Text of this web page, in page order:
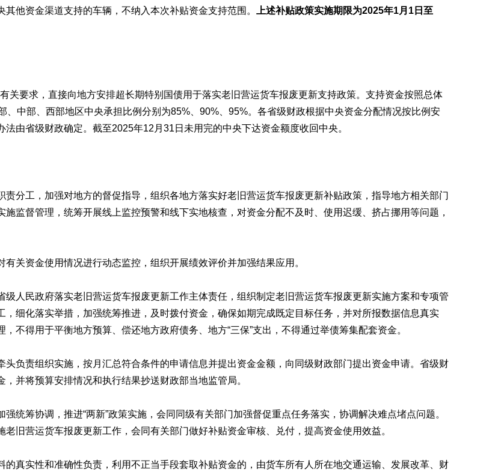
他资金渠道支持的车辆，不纳入本次补贴资金支持范围。
上述补贴政策实施期限为2025年1月1日至
关要求，直接向地方安排超长期特别国债用于落实老旧营运货车报废更新支持政策。支持资金按照总体
、中部、西部地区中央承担比例分别为85%、90%、95%。各省级财政根据中央资金分配情况按比例安
由省级财政确定。截至2025年12月31日未用完的中央下达资金额度收回中央。
责分工，加强对地方的督促指导，组织各地方落实好老旧营运货车报废更新补贴政策，指导地方相关部门
施监督管理，统筹开展线上监控预警和线下实地核查，对资金分配不及时、使用迟缓、挤占挪用等问题，
有关资金使用情况进行动态监控，组织开展绩效评价并加强结果应用。
级人民政府落实老旧营运货车报废更新工作主体责任，组织制定老旧营运货车报废更新实施方案和专项管
，细化落实举措，加强统筹推进，及时拨付资金，确保如期完成既定目标任务，并对所报数据信息真实
不得用于平衡地方预算、偿还地方政府债务、地方“三保”支出，不得通过举债筹集配套资金。
头负责组织实施，按月汇总符合条件的申请信息并提出资金金额，向同级财政部门提出资金申请。省级财
并将预算安排情况和执行结果抄送财政部当地监管局。
强统筹协调，推进“两新”政策实施，会同同级有关部门加强督促重点任务落实，协调解决难点堵点问题。
旧营运货车报废更新工作，会同有关部门做好补贴资金审核、兑付，提高资金使用效益。
的真实性和准确性负责，利用不正当手段套取补贴资金的，由货车所有人所在地交通运输、发展改革、财